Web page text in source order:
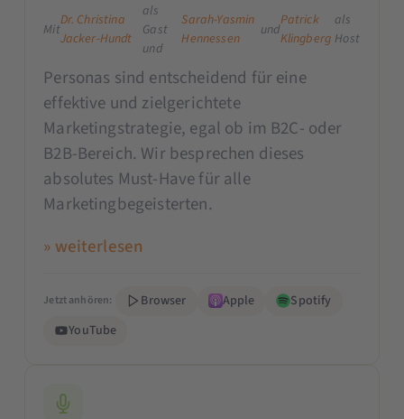
Mit
Dr. Christina
Jacker-Hundt
als
Gast
und
Sarah-Yasmin
Hennessen
und
Patrick
Klingberg
als
Host
Personas sind entscheidend für eine
effektive und zielgerichtete
Marketingstrategie, egal ob im B2C- oder
B2B-Bereich. Wir besprechen dieses
absolutes Must-Have für alle
Marketingbegeisterten.
» weiterlesen
Jetzt anhören: Browser Apple
Spotify
YouTube